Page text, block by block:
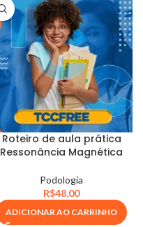
Roteiro de aula prática
Ressonância Magnética
Podologia
R$48,00
ADICIONAR AO CARRINHO